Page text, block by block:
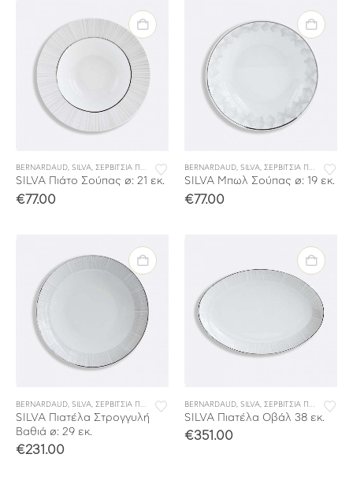
BERNARDAUD, SILVA, ΣΕΡΒΙΤΣΙΑ ΠΟΡΣΕΛΑΝΗΣ ,ΣΕΡΒΙΤΣΙΑ ΦΑΓΗΤΟΥ
SILVA Πιάτο Σούπας ø: 21 εκ.
€77.00
BERNARDAUD, SILVA, ΣΕΡΒΙΤΣΙΑ ΠΟΡΣΕΛΑΝΗΣ
SILVA Μπωλ Σούπας ø: 19 εκ.
€77.00
BERNARDAUD SILVA ΣΕΡΒΙΤΣΙΑ ΠΟΡΣΕΛΑΝΗΣ ,ΣΕΡΒΙΤΣΙΑ ΦΑΓΗΤΟΥ
SILVA Πιατέλα Στρογγυλή
Βαθιά ø: 29 εκ.
€231.00
BERNARDAUD SILVA ΣΕΡΒΙΤΣΙΑ ΠΟΡΣΕΛΑΝΗΣ
SILVA Πιατέλα Οβάλ 38 εκ.
€351.00